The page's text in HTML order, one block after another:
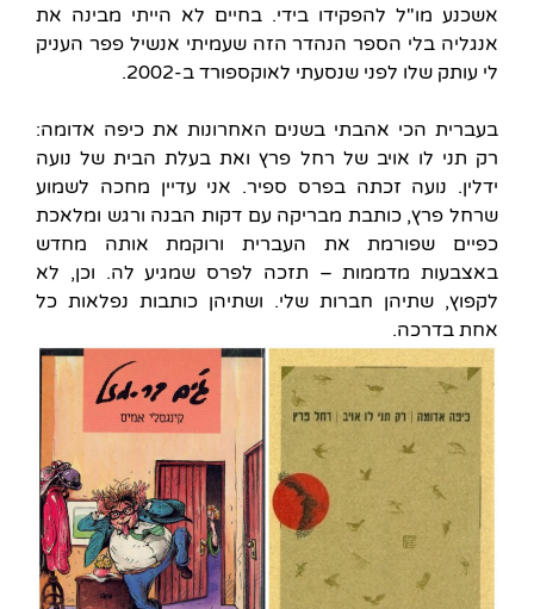
אשכנע מו"ל להפקידו בידי. בחיים לא הייתי מבינה את
אנגליה בלי הספר הנהדר הזה שעמיתי אנשיל פפר העניק
לי עותק שלו לפני שנסעתי לאוקספורד ב-2002.
בעברית הכי אהבתי בשנים האחרונות את כיפה אדומה:
רק תני לו אויב של רחל פרץ ואת בעלת הבית של נועה
ידלין. נועה זכתה בפרס ספיר. אני עדיין מחכה לשמוע
שרחל פרץ, כותבת מבריקה עם דקות הבנה ורגש ומלאכת
כפיים שפורמת את העברית ורוקמת אותה מחדש
באצבעות מדממות – תזכה לפרס שמגיע לה. וכן, לא
לקפוץ, שתיהן חברות שלי. ושתיהן כותבות נפלאות כל
אחת בדרכה.